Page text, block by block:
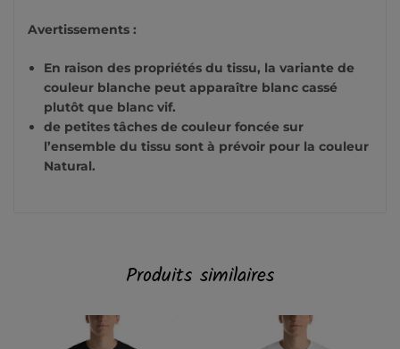
Avertissements :
En raison des propriétés du tissu, la variante de
couleur blanche peut apparaître blanc cassé
plutôt que blanc vif.
de petites tâches de couleur foncée sur
l’ensemble du tissu sont à prévoir pour la couleur
Natural.
Produits similaires